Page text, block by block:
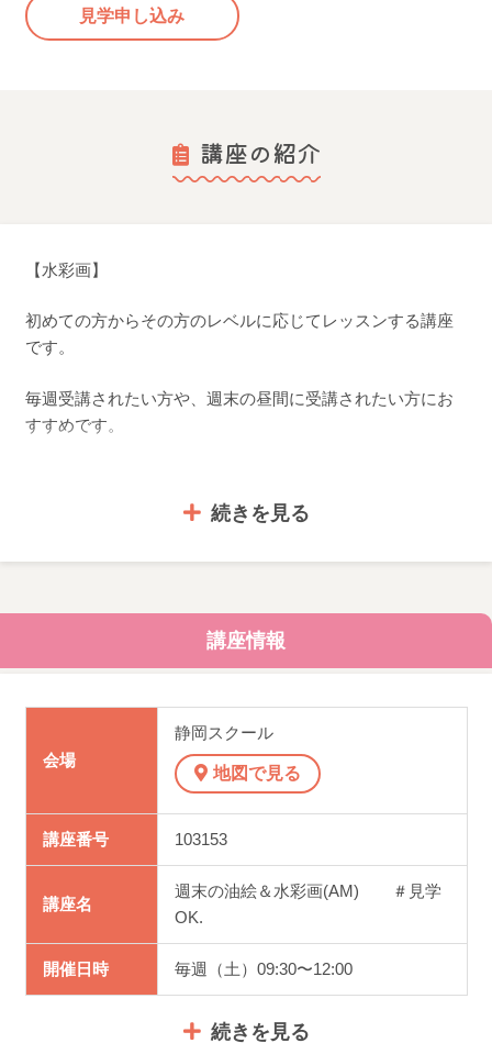
見学申し込み
講座の紹介
【水彩画】
初めての方からその方のレベルに応じてレッスンする講座
です。
毎週受講されたい方や、週末の昼間に受講されたい方にお
すすめです。
基礎を身につけます。ベテランの方も制作の早い方からじ
っくり型の方までいらっしゃいますので、その人のペース
時間をかけて仕上げていきます。週末の土曜をご一緒に楽
見学できます！
初心者の方は見学で入会前に先生に必要なお道具をご相談
下さい
＃男性 ＃マインドフルネス 103153
続きを見る
講座情報
会場
静岡スクール
地図で見る
講座番号 103153
講座名
週末の油絵＆水彩画(AM) ＃見学
OK.
開催日時 毎週（土）09:30〜12:00
続きを見る